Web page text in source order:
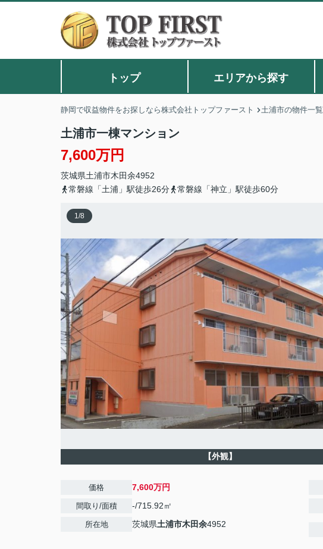
トップ エリアから探す
静岡で収益物件をお探しなら株式会社トップファースト 土浦市の物件一覧
土浦市一棟マンション
7,600万円
茨城県土浦市木田余4952
常磐線「土浦」駅徒歩26分
常磐線「神立」駅徒歩60分
1/8
【外観】
価格 7,600万円
間取り/面積 -/715.92㎡
所在地 茨城県土浦市木田余4952